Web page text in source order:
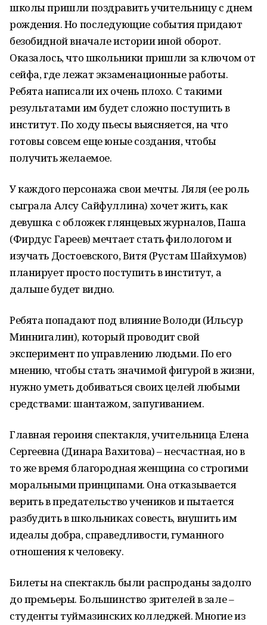
школы пришли поздравить учительницу с днем
рождения. Но последующие события придают
безобидной вначале истории иной оборот.
Оказалось, что школьники пришли за ключом от
сейфа, где лежат экзаменационные работы.
Ребята написали их очень плохо. С такими
результатами им будет сложно поступить в
институт. По ходу пьесы выясняется, на что
готовы совсем еще юные создания, чтобы
получить желаемое.
У каждого персонажа свои мечты. Ляля (ее роль
сыграла Алсу Сайфуллина) хочет жить, как
девушка с обложек глянцевых журналов, Паша
(Фирдус Гареев) мечтает стать филологом и
изучать Достоевского, Витя (Рустам Шайхумов)
планирует просто поступить в институт, а
дальше будет видно.
Ребята попадают под влияние Володи (Ильсур
Миннигалин), который проводит свой
эксперимент по управлению людьми. По его
мнению, чтобы стать значимой фигурой в жизни,
нужно уметь добиваться своих целей любыми
средствами: шантажом, запугиванием.
Главная героиня спектакля, учительница Елена
Сергеевна (Динара Вахитова) – несчастная, но в
то же время благородная женщина со строгими
моральными принципами. Она отказывается
верить в предательство учеников и пытается
разбудить в школьниках совесть, внушить им
идеалы добра, справедливости, гуманного
отношения к человеку.
Билеты на спектакль были распроданы задолго
до премьеры. Большинство зрителей в зале –
студенты туймазинских колледжей. Многие из